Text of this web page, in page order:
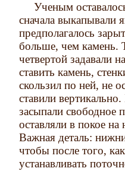
Ученым оставалось
сначала выкапывали
предполагалось
больше, чем камень.
четвертой задавали
ставить камень,
скользил по ней, не
ставили
засыпали свободное
оставляли в покое на
Важная деталь:
чтобы после того,
устанавливать